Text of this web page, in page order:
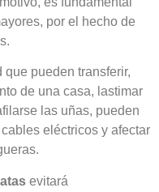
por el hecho de
pueden transferir,
de una casa, lastimar
las uñas, pueden
eléctricos y afectar
evitará